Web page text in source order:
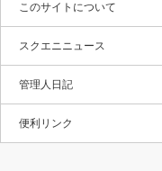
このサイトについて
スクエニニュース
管理人日記
便利リンク